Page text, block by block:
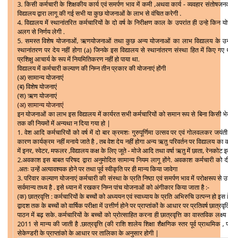
3. किसी कर्मचारी के शिक्षकीय कार्य एवं समर्पण भाव में कमी ,अथवा कार्य - व्यवहार
विद्यालय द्वारा लागू की गई सभी या कुछ योजनाओं के लाभ से वंचित करेगी .
4. विद्यालय में स्थानांतरित कर्मचारियों के दो वर्ष के निरीक्षण काल के उपरांत ही उन्हे
अलग से निर्णय लेगी .
5. समस्त विशेष योजनाओं, ऋणयोजनाओं तथा कुछ अन्य योजनाओं का लाभ विद्यालय के उन
स्थानांतरण पर देय नहीं होगा (a) जिनके इस विद्यालय से स्थानांतरण संस्था हित में किए
प्रशिक्षु आचार्य के रूप में नियमितिकरण नहीं हो पाया था.
विद्यालय में कर्मचारी कल्याण की निम्न तीन प्रकार की योजनाएं होंगी
(अ) सामान्य योजनाएं
(ब) विशेष योजनाएं
(स) ऋण योजनाएं
(अ) सामान्य योजनाएं
इन योजनाओं का लाभ इस विद्यालय में कार्यरत सभी कर्मचारियों को समान रूप से बिना किसी
तक की नियमों में अन्यथा न दिया गया हो |
1. वेश आदि कर्मचारियों को वर्ष में दो बार क्रमशः गुरुपूर्णिमा उत्सव पर एवं गोलवलकर
कारण कार्यक्रम नहीं मनाये जाते है , तब वेश देय नहीं होगा अन्य ऋतु परिवर्तन पर विद्यालय का
में इनर, स्वेटर, मफलर ,विद्यालय कक्ष के लिए जूते - मोजे आदि तथा वर्षा ऋतु में छाता, रेनकोट
2.अवकाश इस बाबत परिषद द्वारा अनुमोदित सामान्य नियम लागू होंगे. अवकाश कर्मचारी
.अतः उन्हें अत्यावश्यक होने पर तथा पूर्व स्वीकृति पर ही मान्य किया जावेगा
3. परिवार कल्याण योजनाएं कर्मचारी की संस्था के प्रति निष्ठा एवं समर्पण भाव में परोक्षरूप से
सर्वमान्य तथ्य है . इसे ध्यान में रखकर निम्न पांच योजनाओं को अंगीकार किया जाता है :-
(क) छात्रवृत्ति : कर्मचारियों के बच्चों को अध्ययन एवं स्वाध्याय के प्रति अभिरुचि उत्पन्न
द्वादश तक के बच्चों को वार्षिक परीक्षा में उत्तीर्ण होने पर प्राप्तांकों के आधार पर प्रतिवर्ष
पाठन में बढ़ सके. कर्मचारियों के बच्चों को प्रोत्साहित करना ही छात्रवृत्ति का वास्तविक लक्ष्य
2011 से मान्य की जाती है .छात्रवृत्ति (की राशि शालेय शिक्षा शैक्षणिक स्तर पूर्व
सेकेण्डरी के प्राप्तांको के आधार पर तालिका के अनुसार होगी |